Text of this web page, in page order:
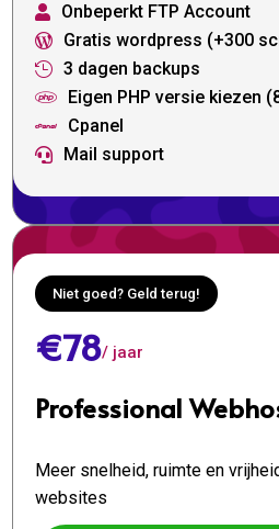
 Onbeperkt FTP Account
 Gratis wordpress (+300
 3 dagen backups
 Eigen PHP versie kiezen
 Cpanel
 Mail support
Niet goed? Geld terug!
€78/ jaar
Professional
Meer snelheid, ruimte en
websites